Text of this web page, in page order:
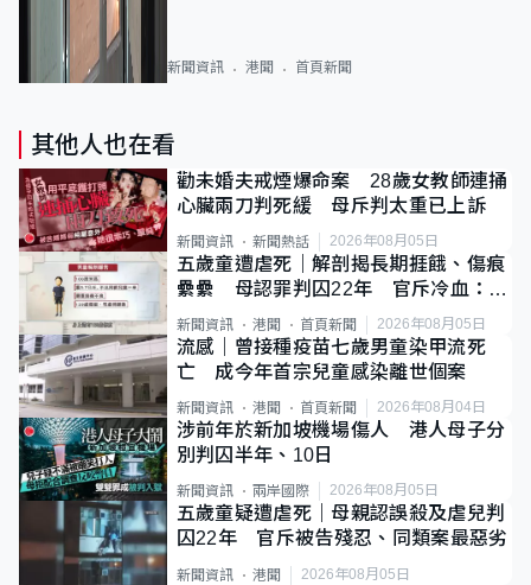
新聞資訊 港聞 首頁新聞
其他人也在看
勸未婚夫戒煙爆命案 28歲女教師連捅
心臟兩刀判死緩 母斥判太重已上訴
新聞資訊 新聞熱話 2026年08月05日
五歲童遭虐死｜解剖揭長期捱餓、傷痕
纍纍 母認罪判囚22年 官斥冷血：同
類案最惡劣
新聞資訊 港聞 首頁新聞 2026年08月05日
流感｜曾接種疫苗七歲男童染甲流死
亡 成今年首宗兒童感染離世個案
新聞資訊 港聞 首頁新聞 2026年08月04日
涉前年於新加坡機場傷人 港人母子分
別判囚半年、10日
新聞資訊 兩岸國際 2026年08月05日
五歲童疑遭虐死｜母親認誤殺及虐兒判
囚22年 官斥被告殘忍、同類案最惡劣
新聞資訊 港聞 2026年08月05日